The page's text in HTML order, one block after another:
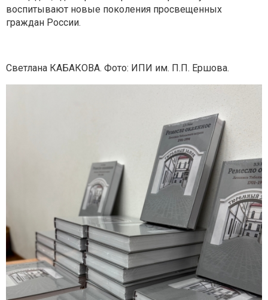
воспитывают новые поколения просвещенных
граждан России.
Светлана КАБАКОВА. Фото: ИПИ им. П.П. Ершова.